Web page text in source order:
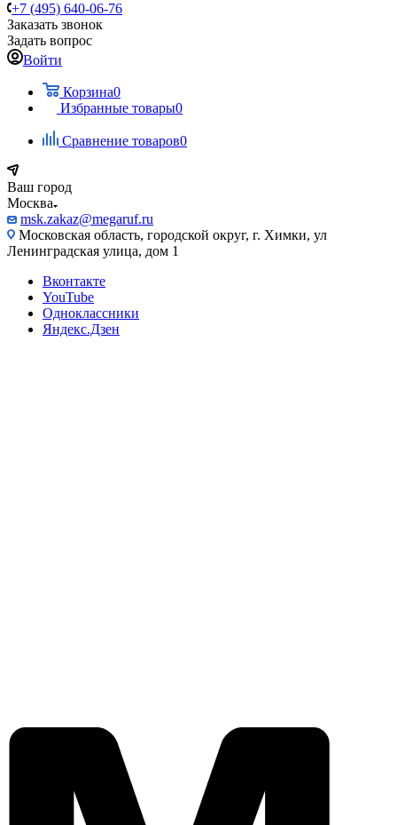
+7 (495) 640-06-76
Заказать звонок
Задать вопрос
Войти
Корзина0
Избранные товары0
Сравнение товаров0
Ваш город
Москва
msk.zakaz@megaruf.ru
Московская область, городской округ, г. Химки, ул
Ленинградская улица, дом 1
Вконтакте
YouTube
Одноклассники
Яндекс.Дзен